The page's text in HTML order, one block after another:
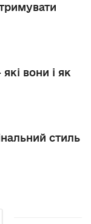
вони і як
стиль